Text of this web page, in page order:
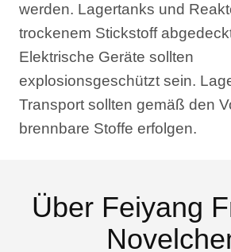
werden. Lagertanks und
trockenem Stickstoff
Elektrische Geräte sollten
explosionsgeschützt sein.
Transport sollten gemäß den
brennbare Stoffe erfolgen.
Über Feiyang